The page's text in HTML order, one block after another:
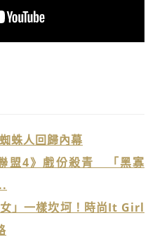
蛛人回歸內幕
盟4》戲份殺青 「黑寡
」一樣坎坷！時尚It Girl